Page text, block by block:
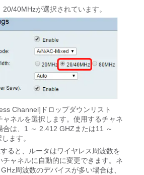
20/40MHzが選択されています。
Channel]ドロップダウンリスト
ャネルを選択します。使用するチャネ
合は、1 ～ 2.412 GHZまたは11 ～
ます。
ると、ルータはワイヤレス周波数を
チャネルに自動的に変更できます。ネ
周波数のデバイスが多い場合は、